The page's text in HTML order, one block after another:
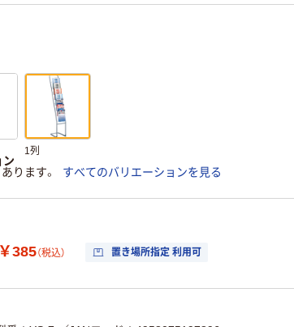
1列
ン
ります。
すべてのバリエーションを見る
￥385（税込） 置き場所指定 利用可